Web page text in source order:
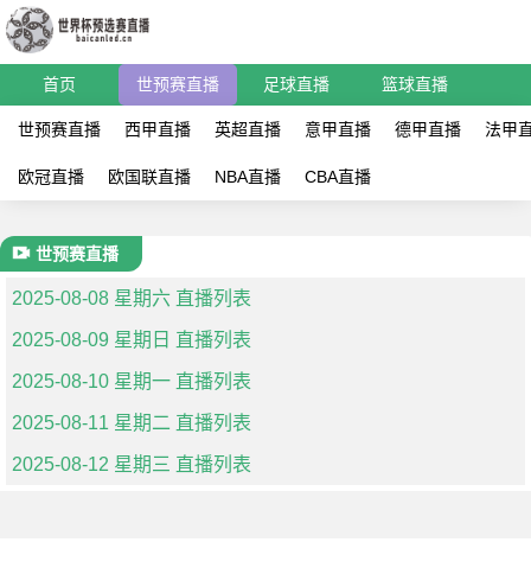
首页 世预赛直播 足球直播 篮球直播
世预赛直播 西甲直播 英超直播 意甲直播 德甲直播 法甲
欧冠直播 欧国联直播 NBA直播 CBA直播
世预赛直播
2025-08-08 星期六 直播列表
2025-08-09 星期日 直播列表
2025-08-10 星期一 直播列表
2025-08-11 星期二 直播列表
2025-08-12 星期三 直播列表